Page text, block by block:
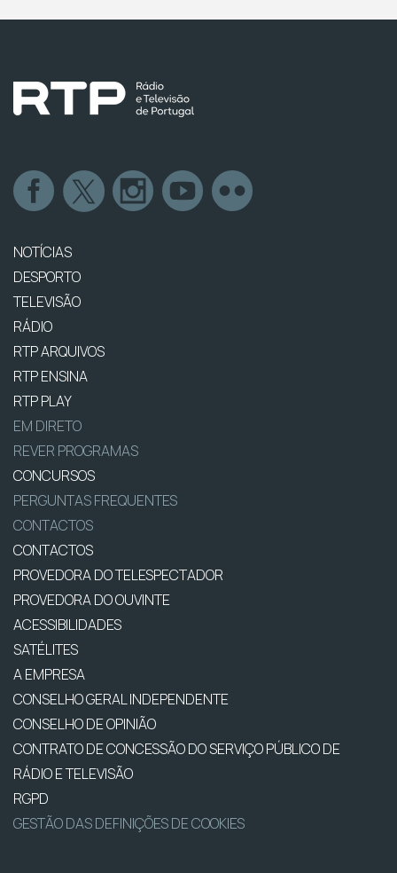
NOTÍCIAS
DESPORTO
TELEVISÃO
RÁDIO
RTP ARQUIVOS
RTP ENSINA
RTP PLAY
EM DIRETO
REVER PROGRAMAS
CONCURSOS
PERGUNTAS FREQUENTES
CONTACTOS
CONTACTOS
PROVEDORA DO TELESPECTADOR
PROVEDORA DO OUVINTE
ACESSIBILIDADES
SATÉLITES
A EMPRESA
CONSELHO GERAL INDEPENDENTE
CONSELHO DE OPINIÃO
CONTRATO DE CONCESSÃO DO SERVIÇO PÚBLICO DE
RÁDIO E TELEVISÃO
RGPD
GESTÃO DAS DEFINIÇÕES DE COOKIES